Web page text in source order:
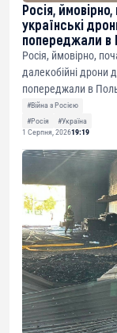
Росія,
українські
попереджали в
Росія, ймовірно,
далекобійні дрони
попереджали в
#Війна з Росією
#Росія
#Україна
1 Серпня, 202619:19